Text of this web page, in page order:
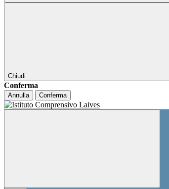
Chiudi
Conferma
Annulla Conferma